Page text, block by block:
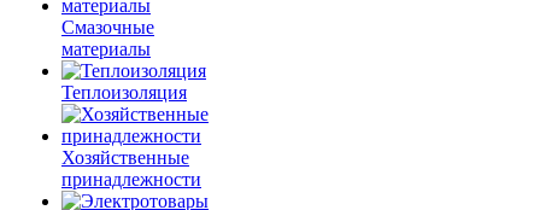
Смазочные
материалы
Теплоизоляция
Хозяйственные
принадлежности